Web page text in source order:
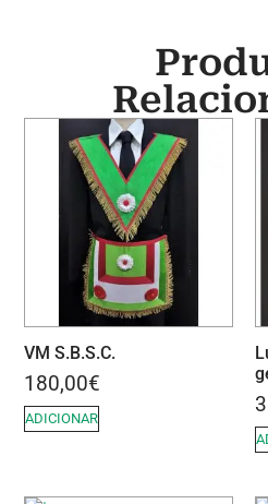
VM S.B.S.C.
180,00€
ADICIONAR